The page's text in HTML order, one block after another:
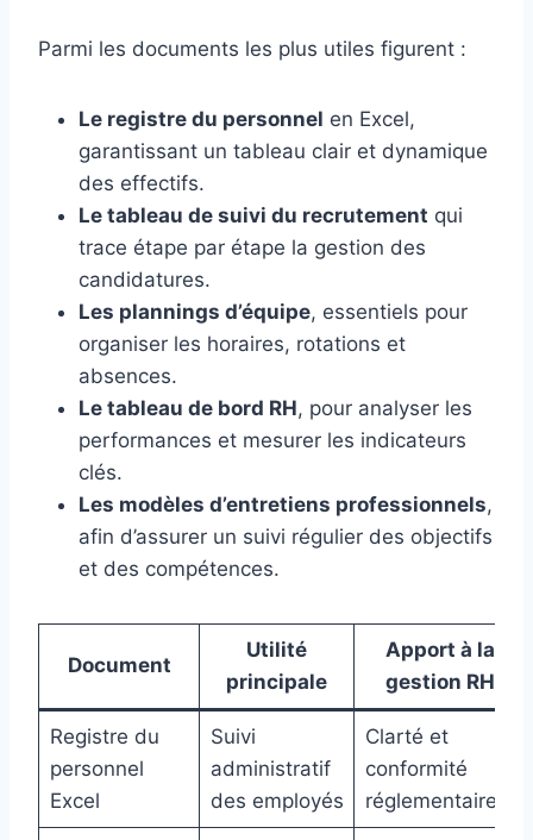
Parmi les documents les plus utiles figurent :
Le registre du personnel en Excel,
garantissant un tableau clair et dynamique
des effectifs.
Le tableau de suivi du recrutement qui
trace étape par étape la gestion des
candidatures.
Les plannings d’équipe, essentiels pour
organiser les horaires, rotations et
absences.
Le tableau de bord RH, pour analyser les
performances et mesurer les indicateurs
clés.
Les modèles d’entretiens professionnels,
afin d’assurer un suivi régulier des objectifs
et des compétences.
Document
Utilité
principale
Apport à la
gestion RH
Registre du
personnel
Excel
Suivi
administratif
des employés
Clarté et
conformité
réglementaire